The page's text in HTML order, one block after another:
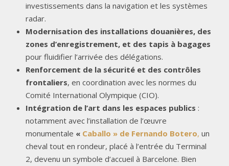
investissements dans la navigation et les systèmes
radar.
Modernisation des installations douanières, des
zones d’enregistrement, et des tapis à bagages
pour fluidifier l’arrivée des délégations.
Renforcement de la sécurité et des contrôles
frontaliers, en coordination avec les normes du
Comité International Olympique (CIO).
Intégration de l’art dans les espaces publics :
notamment avec l’installation de l’œuvre
monumentale « Caballo » de Fernando Botero, un
cheval tout en rondeur, placé à l’entrée du Terminal
2, devenu un symbole d’accueil à Barcelone. Bien